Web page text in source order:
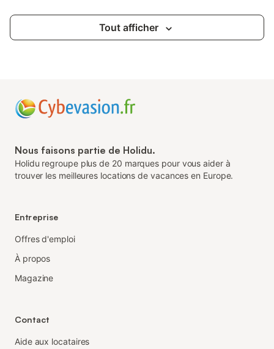
Tout afficher
Nous faisons partie de Holidu.
Holidu regroupe plus de 20 marques pour vous aider à
trouver les meilleures locations de vacances en Europe.
Entreprise
Offres d'emploi
À propos
Magazine
Contact
Aide aux locataires